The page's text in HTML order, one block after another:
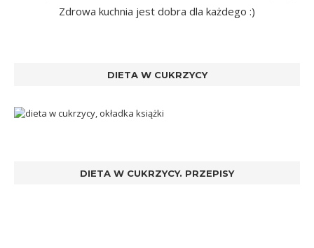
Zdrowa kuchnia jest dobra dla każdego :)
DIETA W CUKRZYCY
DIETA W CUKRZYCY. PRZEPISY